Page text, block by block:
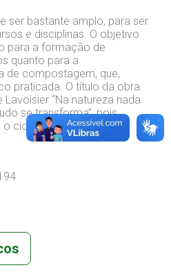
ser bastante amplo, para ser
e disciplinas. O objetivo
para a formação de
quanto para a
de compostagem, que,
praticada. O título da obra
“Na natureza nada
se transforma”, pois
ciclo de vida da matéria